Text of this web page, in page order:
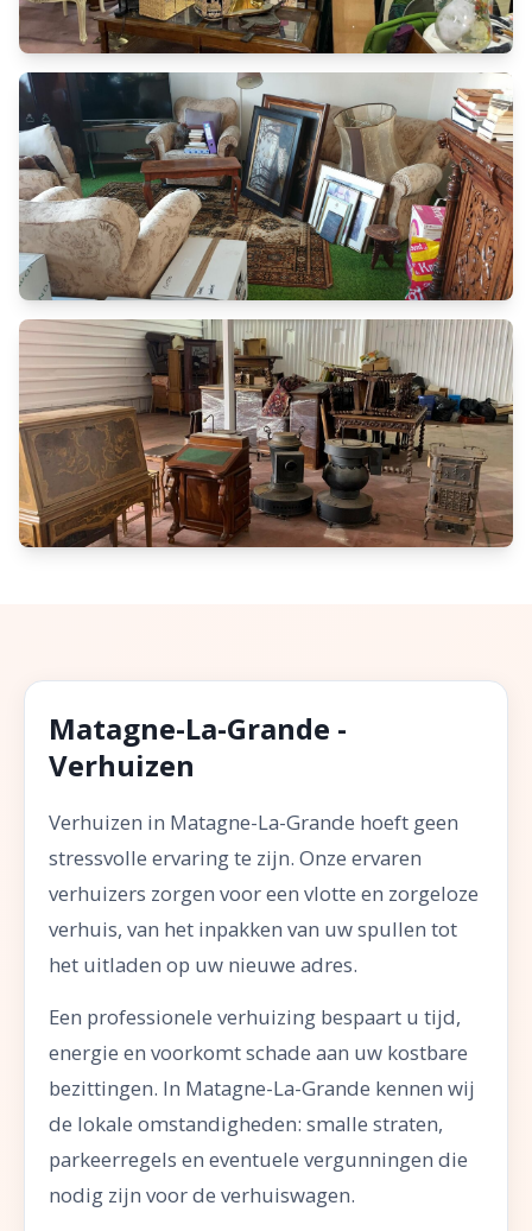
Matagne-La-Grande -
Verhuizen
Verhuizen in Matagne-La-Grande hoeft geen
stressvolle ervaring te zijn. Onze ervaren
verhuizers zorgen voor een vlotte en zorgeloze
verhuis, van het inpakken van uw spullen tot
het uitladen op uw nieuwe adres.
Een professionele verhuizing bespaart u tijd,
energie en voorkomt schade aan uw kostbare
bezittingen. In Matagne-La-Grande kennen wij
de lokale omstandigheden: smalle straten,
parkeerregels en eventuele vergunningen die
nodig zijn voor de verhuiswagen.